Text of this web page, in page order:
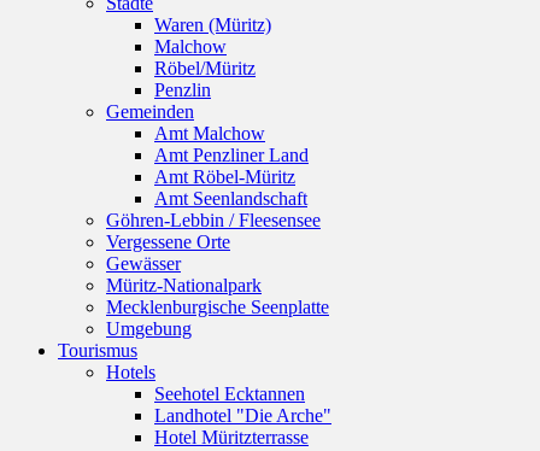
Waren (Müritz)
Malchow
Röbel/Müritz
Penzlin
Gemeinden
Amt Malchow
Amt Penzliner Land
Amt Röbel-Müritz
Amt Seenlandschaft
Göhren-Lebbin / Fleesensee
Vergessene Orte
Gewässer
Müritz-Nationalpark
Mecklenburgische Seenplatte
Umgebung
Tourismus
Hotels
Seehotel Ecktannen
Landhotel "Die Arche"
Hotel Müritzterrasse